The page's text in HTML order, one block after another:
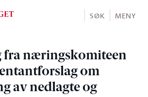
SØK MENY
næringskomiteen
om
av nedlagte og